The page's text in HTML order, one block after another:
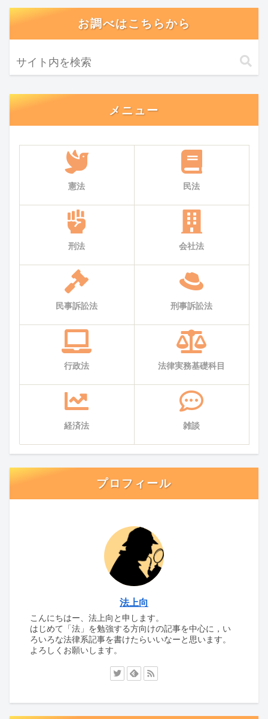
お調べはこちらから
メニュー
憲法 民法
刑法 会社法
民事訴訟法 刑事訴訟法
行政法 法律実務基礎科目
経済法 雑談
プロフィール
法上向
こんにちはー、法上向と申します。
はじめて「法」を勉強する方向けの記事を中心に，い
ろいろな法律系記事を書けたらいいなーと思います。
よろしくお願いします。